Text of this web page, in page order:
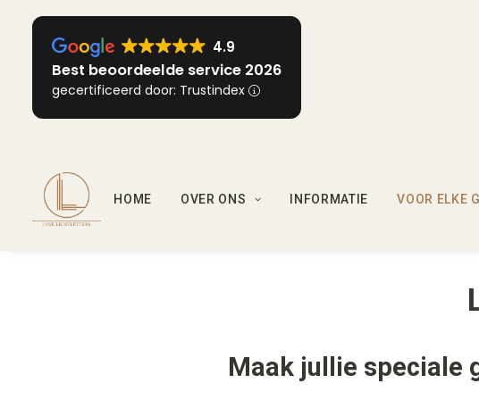
4.9
Best beoordeelde service 2026
gecertificeerd door: Trustindex
HOME OVER ONS INFORMATIE VOOR ELKE
Maak jullie speciale